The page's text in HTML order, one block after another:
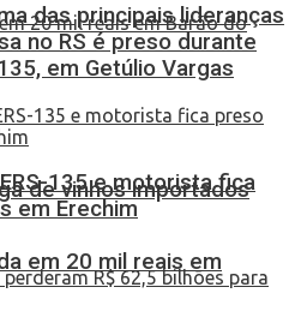
de vinhos importados
em 20 mil reais em
das principais lideranças
no RS é preso durante
em Getúlio Vargas
135 e motorista fica
em Erechim